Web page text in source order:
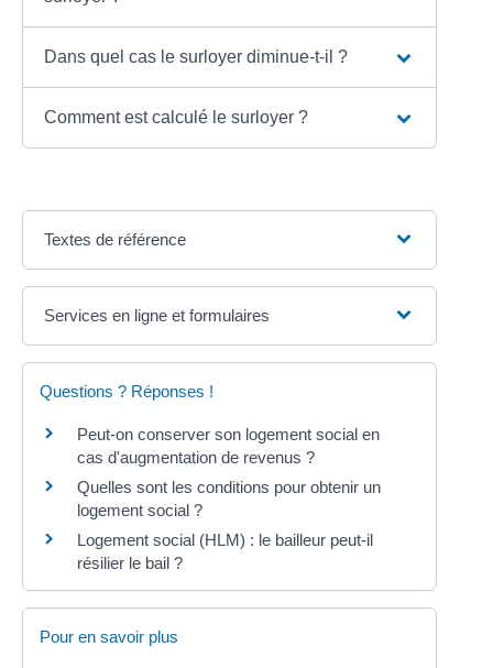
Dans quel cas le surloyer diminue-t-il ?
Comment est calculé le surloyer ?
Textes de référence
Services en ligne et formulaires
Questions ? Réponses !
Peut-on conserver son logement social en
cas d'augmentation de revenus ?
Quelles sont les conditions pour obtenir un
logement social ?
Logement social (HLM) : le bailleur peut-il
résilier le bail ?
Pour en savoir plus